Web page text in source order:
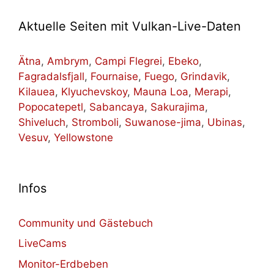
Aktuelle Seiten mit Vulkan-Live-Daten
Ätna, Ambrym, Campi Flegrei, Ebeko,
Fagradalsfjall, Fournaise, Fuego, Grindavik,
Kilauea, Klyuchevskoy, Mauna Loa, Merapi,
Popocatepetl, Sabancaya, Sakurajima,
Shiveluch, Stromboli, Suwanose-jima, Ubinas,
Vesuv, Yellowstone
Infos
Community und Gästebuch
LiveCams
Monitor-Erdbeben